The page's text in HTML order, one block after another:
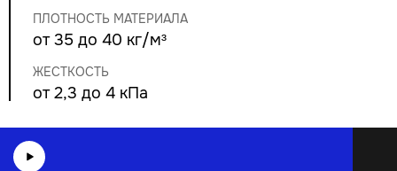
ПЛОТНОСТЬ МАТЕРИАЛА
от 35 до 40 кг/м³
ЖЕСТКОСТЬ
от 2,3 до 4 кПа